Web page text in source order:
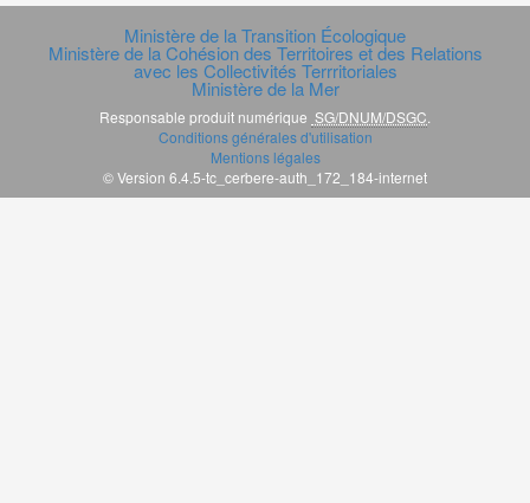
Ministère de la Transition Écologique
Ministère de la Cohésion des Territoires et des Relations
avec les Collectivités Terrritoriales
Ministère de la Mer
Responsable produit numérique SG/DNUM/DSGC
Conditions générales d'utilisation
Mentions légales
© Version 6.4.5-tc_cerbere-auth_172_184-internet